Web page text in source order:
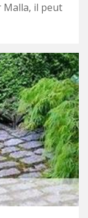
Malla, il peut